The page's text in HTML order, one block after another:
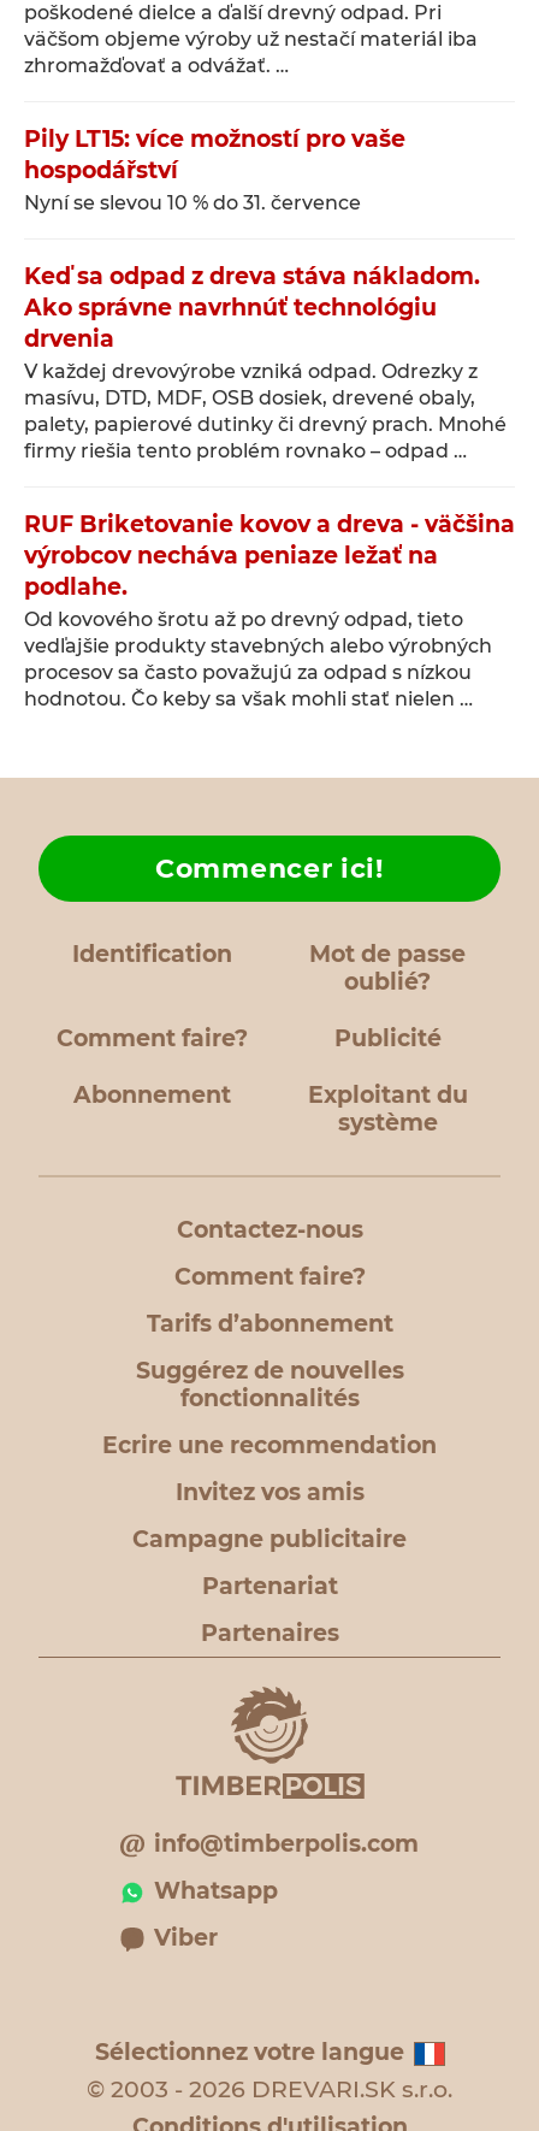
poškodené dielce a ďalší drevný odpad. Pri
väčšom objeme výroby už nestačí materiál iba
zhromažďovať a odvážať. …
Pily LT15: více možností pro vaše
hospodářství
Nyní se slevou 10 % do 31. července
Keď sa odpad z dreva stáva nákladom.
Ako správne navrhnúť technológiu
drvenia
V každej drevovýrobe vzniká odpad. Odrezky z
masívu, DTD, MDF, OSB dosiek, drevené obaly,
palety, papierové dutinky či drevný prach. Mnohé
firmy riešia tento problém rovnako – odpad …
RUF Briketovanie kovov a dreva - väčšina
výrobcov necháva peniaze ležať na
podlahe.
Od kovového šrotu až po drevný odpad, tieto
vedľajšie produkty stavebných alebo výrobných
procesov sa často považujú za odpad s nízkou
hodnotou. Čo keby sa však mohli stať nielen …
Identification
Mot de passe
oublié?
Comment faire?
Commencer ici!
Publicité
Abonnement
Exploitant du
système
Contactez-nous
Comment faire?
Tarifs d’abonnement
Suggérez de nouvelles
fonctionnalités
Ecrire une recommendation
Invitez vos amis
Campagne publicitaire
Partenariat
Partenaires
info@timberpolis.com
Whatsapp
Viber
Sélectionnez votre langue
© 2003 - 2026 DREVARI.SK s.r.o.